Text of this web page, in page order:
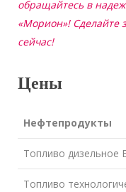
обращайтесь в
«Морион»! Сделайте
сейчас!
Цены
Нефтепродукты
Топливо дизельное
Топливо